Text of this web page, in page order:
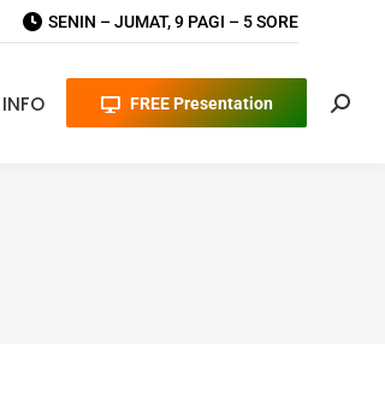
SENIN – JUMAT, 9 PAGI – 5 SORE
INFO FREE Presentation